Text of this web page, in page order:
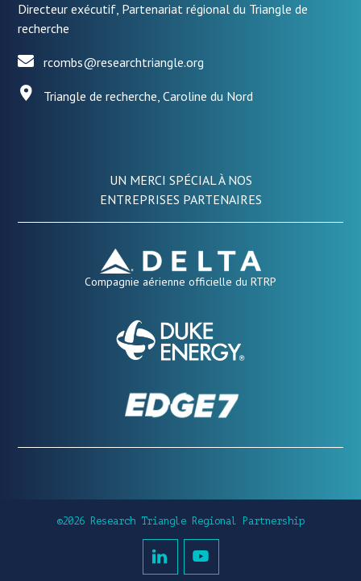
Directeur exécutif, Partenariat régional du Triangle de
recherche
rcombs@researchtriangle.org
Triangle de recherche, Caroline du Nord
UN MERCI SPÉCIAL À NOS
ENTREPRISES PARTENAIRES
Compagnie aérienne officielle du RTRP
©2026 Research Triangle Regional Partnership